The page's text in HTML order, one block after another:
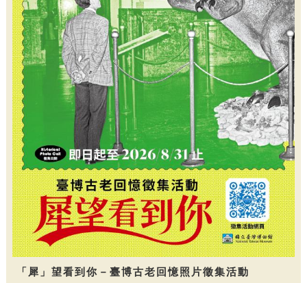
「犀」望看到你－臺博古老回憶照片徵集活動